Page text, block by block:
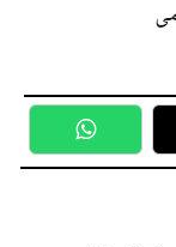
WhatsApp